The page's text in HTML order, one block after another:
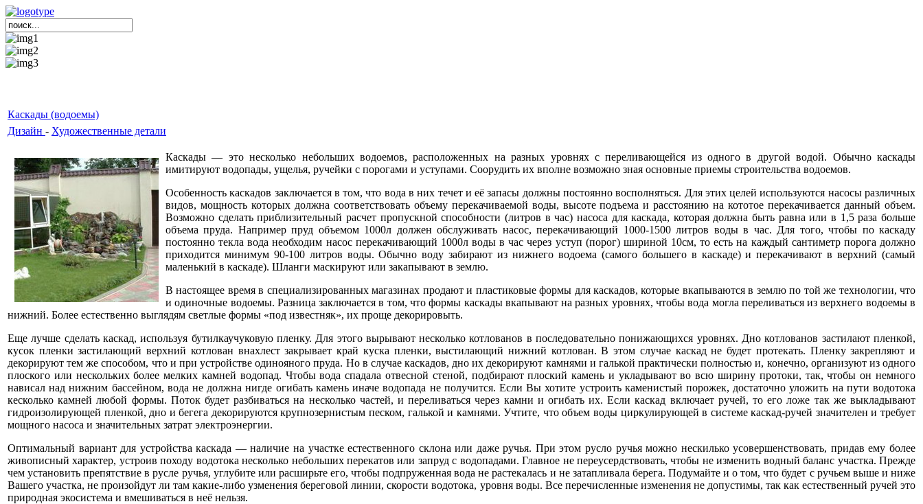
Каскады (водоемы)
Дизайн - Художественные детали
Каскады — это несколько небольших водоемов, расположенных на разных уровнях с переливающейся из одного в другой водой. Обычно каскады
имитируют водопады, ущелья, ручейки с порогами и уступами. Соорудить их вполне возможно зная основные приемы строительства водоемов.
Особенность каскадов заключается в том, что вода в них течет и её запасы должны постоянно восполняться. Для этих целей используются насосы различных
видов, мощность которых должна соответствовать объему перекачиваемой воды, высоте подъема и расстоянию на кототое перекачивается данный объем.
Возможно сделать приблизительный расчет пропускной способности (литров в час) насоса для каскада, которая должна быть равна или в 1,5 раза больше
объема пруда. Например пруд объемом 1000л должен обслуживать насос, перекачивающий 1000-1500 литров воды в час. Для того, чтобы по каскаду
постоянно текла вода необходим насос перекачивающий 1000л воды в час через уступ (порог) шириной 10см, то есть на каждый сантиметр порога должно
приходится минимум 90-100 литров воды. Обычно воду забирают из нижнего водоема (самого большего в каскаде) и перекачивают в верхний (самый
маленький в каскаде). Шланги маскируют или закапывают в землю.
В настоящее время в специализированных магазинах продают и пластиковые формы для каскадов, которые вкапываются в землю по той же технологии, что
и одиночные водоемы. Разница заключается в том, что формы каскады вкапывают на разных уровнях, чтобы вода могла переливаться из верхнего водоемы в
нижний. Более естественно выглядям светлые формы «под известняк», их проще декорировыть.
Еще лучше сделать каскад, используя бутилкаучуковую пленку. Для этого вырывают несколько котлованов в последовательно понижающихся уровнях. Дно котлованов застилают пленкой,
кусок пленки застилающий верхний котлован внахлест закрывает край куска пленки, выстилающий нижний котлован. В этом случае каскад не будет протекать. Пленку закрепляют и
декорируют тем же способом, что и при устройстве одинояного пруда. Но в случае каскадов, дно их декорируют камнями и галькой практически полностью и, конечно, организуют из одного
плоского или нескольких более мелких камней водопад. Чтобы вода спадала отвесной стеной, подбирают плоский камень и укладывают во всю ширину протоки, так, чтобы он немного
нависал над нижним бассейном, вода не должна нигде огибать камень иначе водопада не получится. Если Вы хотите устроить каменистый порожек, достаточно уложить на пути водотока
кесколько камней любой формы. Поток будет разбиваться на несколько частей, и переливаться через камни и огибать их. Если каскад включает ручей, то его ложе так же выкладывают
гидроизолирующей пленкой, дно и бегега декорируются крупнозернистым песком, галькой и камнями. Учтите, что объем воды циркулирующей в системе каскад-ручей значителен и требует
мощного насоса и значительных затрат электроэнергии.
Оптимальный вариант для устройства каскада — наличие на участке естественного склона или даже ручья. При этом русло ручья можно нескилько усовершенствовать, придав ему более
живописный характер, устроив походу водотока несколько небольших перекатов или запруд с водопадами. Главное не переусердствовать, чтобы не изменить водный баланс участка. Прежде
чем установить препятствие в русле ручья, углубите или расширьте его, чтобы подпруженная вода не растекалась и не затапливала берега. Подумайте и о том, что будет с ручьем выше и ниже
Вашего участка, не произойдут ли там какие-либо узменения береговой линии, скорости водотока, уровня воды. Все перечисленные изменения не допустимы, так как естественный ручей это
природная экосистема и вмешиваться в неё нельзя.